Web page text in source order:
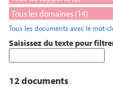
Tous les documents avec le mot-
Saisissez du texte pour
12 documents